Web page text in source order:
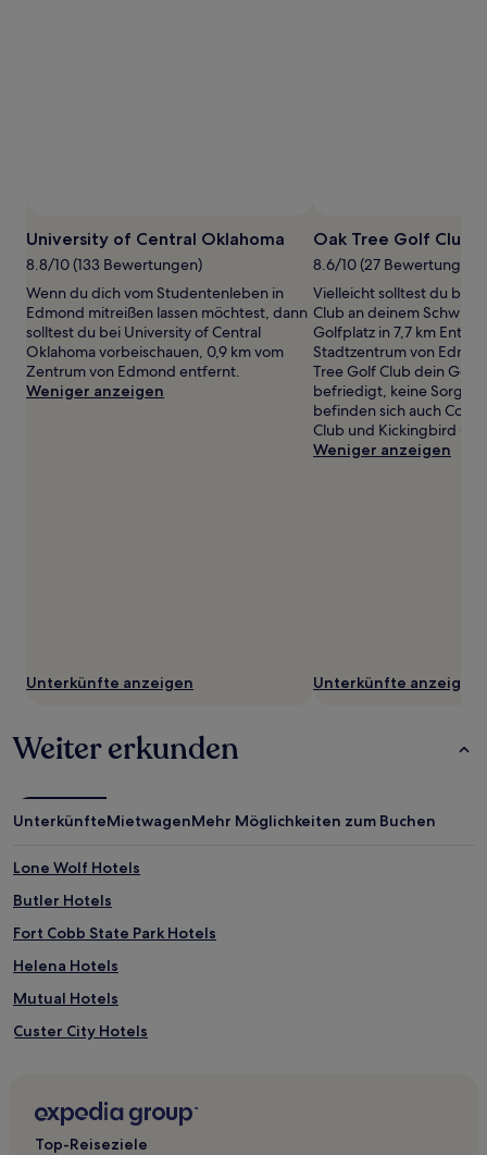
zusätzliche
Bedingungen
gelten.
Foto
von
The
CraZy
ExPlorer
University of Central Oklahoma
8.8/10 (133 Bewertungen)
Wenn du dich vom Studentenleben in
Edmond mitreißen lassen möchtest, dann
solltest du bei University of Central
Oklahoma vorbeischauen, 0,9 km vom
Zentrum von Edmond entfernt.
Weniger anzeigen
Unterkünfte anzeigen
Oak Tree Golf Club
8.6/10 (27 Bewertungen)
Vielleicht solltest du
Club an deinem
Golfplatz in 7,7 km
Stadtzentrum von
Tree Golf Club dein
befriedigt, keine Sorge:
befinden sich auch
Club und Kickingbird
Weniger anzeigen
Unterkünfte anzeigen
Weiter erkunden
UnterkünfteMietwagenMehr Möglichkeiten zum Buchen
Lone Wolf Hotels
Butler Hotels
Fort Cobb State Park Hotels
Helena Hotels
Mutual Hotels
Custer City Hotels
Oklahoma County: Hotels
Top-Reiseziele